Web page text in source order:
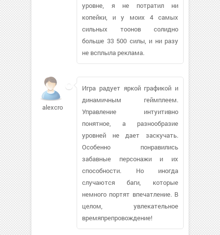
уровне, я не потратил ни
копейки, и у моих 4 самых
сильных тоонов солидно
больше 33 500 силы, и ни разу
не всплыла реклама.
alexcroix4
Игра радует яркой графикой и
динамичным геймплеем.
Управление интуитивно
понятное, а разнообразие
уровней не дает заскучать.
Особенно понравились
забавные персонажи и их
способности. Но иногда
случаются баги, которые
немного портят впечатление. В
целом, увлекательное
времяпрепровождение!